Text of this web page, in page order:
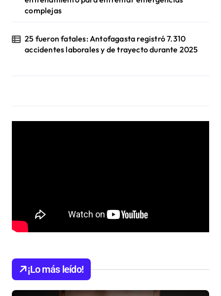
complejas
25 fueron fatales: Antofagasta registró 7.310
accidentes laborales y de trayecto durante 2025
¡Lo más leído!